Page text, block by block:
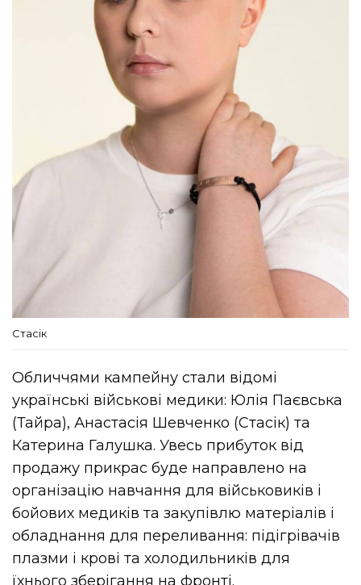
Стасік
Обличчями кампейну стали відомі
українські військові медики: Юлія Паєвська
(Тайра), Анастасія Шевченко (Стасік) та
Катерина Галушка. Увесь прибуток від
продажу прикрас буде направлено на
організацію навчання для військовиків і
бойових медиків та закупівлю матеріалів і
обладнання для переливання: підігрівачів
плазми і крові та холодильників для
їхнього зберігання на фронті.